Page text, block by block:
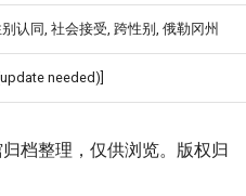
认同, 社会接受, 跨性别, 俄勒冈州
needed)]
档整理，仅供浏览。版权归